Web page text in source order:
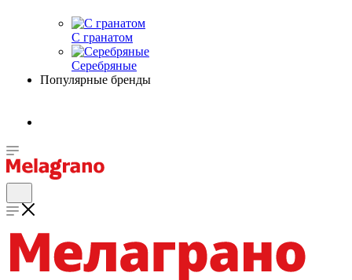
С гранатом
Серебряные
Популярные бренды